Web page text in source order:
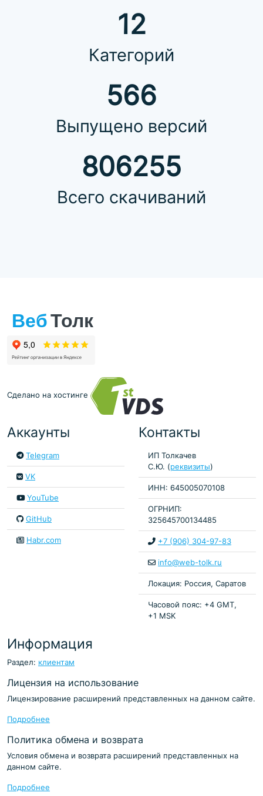
12
Категорий
566
Выпущено версий
806255
Всего скачиваний
Сделано на хостинге
Аккаунты
Telegram
VK
YouTube
GitHub
Habr.com
Контакты
ИП Толкачев
С.Ю. (реквизиты)
ИНН: 645005070108
ОГРНИП:
325645700134485
+7 (906) 304-97-83
info@web-tolk.ru
Локация: Россия, Саратов
Часовой пояс: +4 GMT,
+1 MSK
Информация
Раздел: клиентам
Лицензия на использование
Лицензирование расширений представленных на данном сайте.
Подробнее
Политика обмена и возврата
Условия обмена и возврата расширений представленных на
данном сайте.
Подробнее